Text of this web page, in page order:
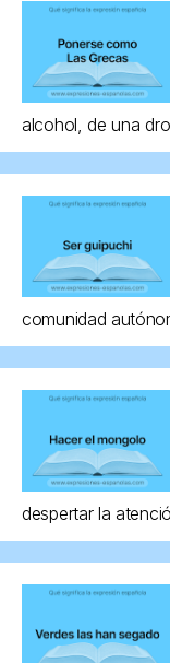
alcohol, de una
comunidad
despertar la